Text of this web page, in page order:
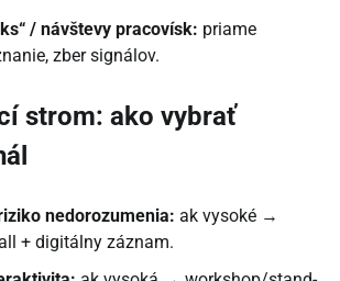
/ návštevy pracovísk: priame
zber signálov.
strom: ako vybrať
nedorozumenia: ak vysoké →
+ digitálny záznam.